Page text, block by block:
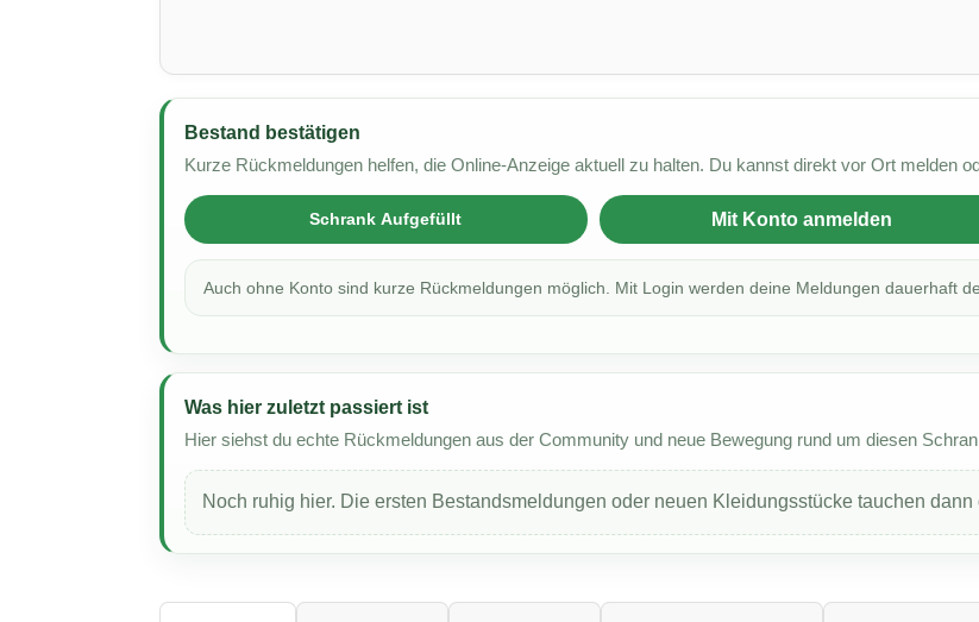
Bestand bestätigen
Kurze Rückmeldungen helfen, die Online-Anzeige aktuell zu halten. Du kannst direkt vor Ort melden
Schrank Aufgefüllt Mit Konto anmelden
Auch ohne Konto sind kurze Rückmeldungen möglich. Mit Login werden deine Meldungen dauerhaft
Was hier zuletzt passiert ist
Hier siehst du echte Rückmeldungen aus der Community und neue Bewegung rund um diesen
Noch ruhig hier. Die ersten Bestandsmeldungen oder neuen Kleidungsstücke tauchen